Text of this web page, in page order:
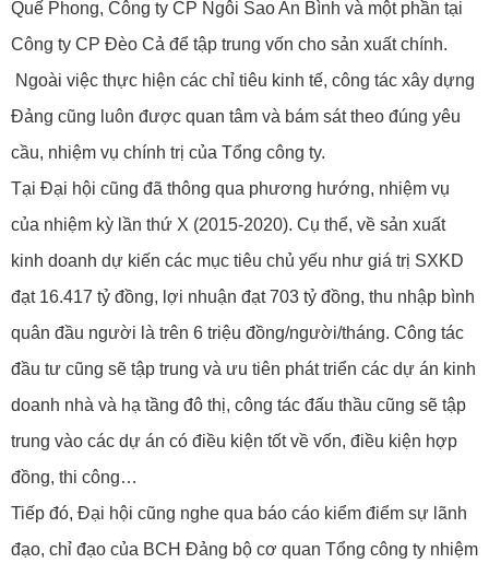
Quế Phong, Công ty CP Ngôi Sao An Bình và một phần tại
Công ty CP Đèo Cả để tập trung vốn cho sản xuất chính.
Ngoài việc thực hiện các chỉ tiêu kinh tế, công tác xây dựng
Đảng cũng luôn được quan tâm và bám sát theo đúng yêu
cầu, nhiệm vụ chính trị của Tổng công ty.
Tại Đại hội cũng đã thông qua phương hướng, nhiệm vụ
của nhiệm kỳ lần thứ X (2015-2020). Cụ thể, về sản xuất
kinh doanh dự kiến các mục tiêu chủ yếu như giá trị SXKD
đạt 16.417 tỷ đồng, lợi nhuận đạt 703 tỷ đồng, thu nhập bình
quân đầu người là trên 6 triệu đồng/người/tháng. Công tác
đầu tư cũng sẽ tập trung và ưu tiên phát triển các dự án kinh
doanh nhà và hạ tầng đô thị, công tác đấu thầu cũng sẽ tập
trung vào các dự án có điều kiện tốt về vốn, điều kiện hợp
đồng, thi công…
Tiếp đó, Đại hội cũng nghe qua báo cáo kiểm điểm sự lãnh
đạo, chỉ đạo của BCH Đảng bộ cơ quan Tổng công ty nhiệm